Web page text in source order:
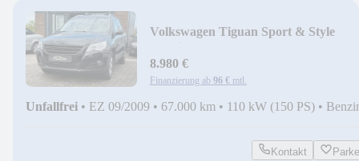
Volkswagen Tiguan Sport & Style
8.980 €
Finanzierung ab 96 € mtl.
Unfallfrei • EZ 09/2009 • 67.000 km • 110 kW (150 PS) •
Kontakt